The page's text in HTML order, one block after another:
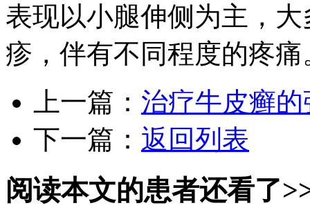
表现以小腿伸侧为主，
疹，伴有不同程度的疼痛
上一篇： 治疗牛皮癣
下一篇： 返回列表
阅读本文的患者还看了